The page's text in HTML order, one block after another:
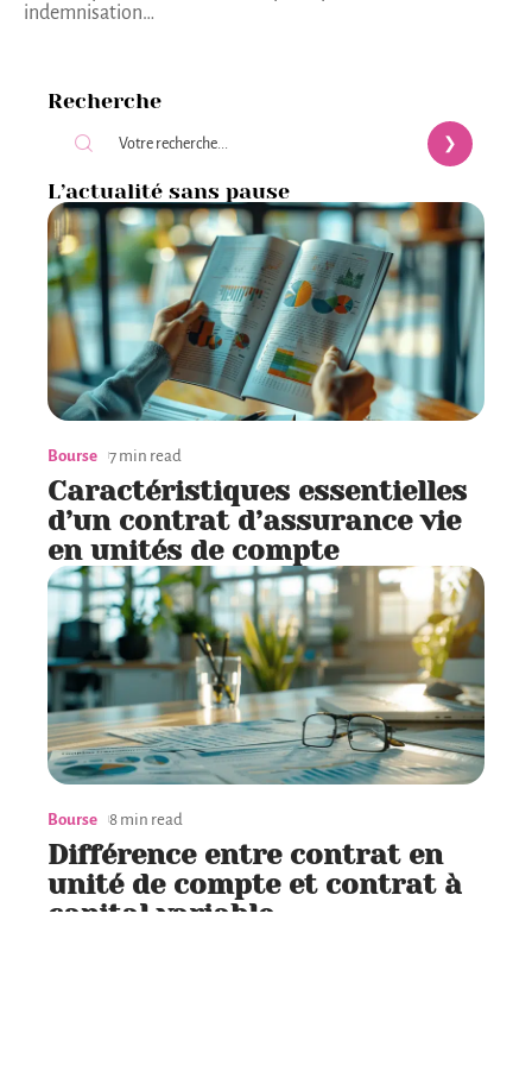
indemnisation…
Recherche
L’actualité sans pause
Bourse 7 min read
Caractéristiques essentielles
d’un contrat d’assurance vie
en unités de compte
Bourse 8 min read
Différence entre contrat en
unité de compte et contrat à
capital variable